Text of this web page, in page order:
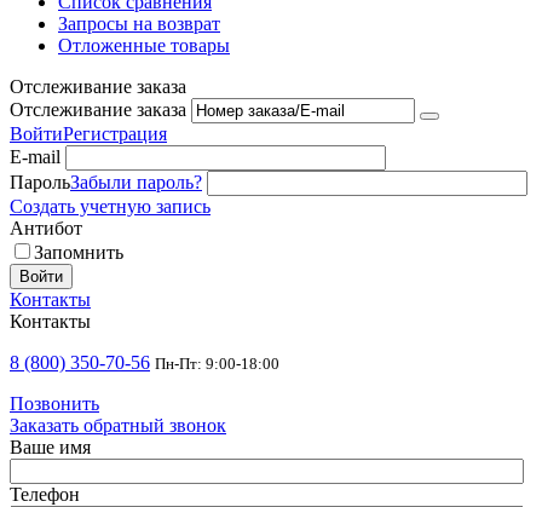
Запросы на возврат
Отложенные товары
Отслеживание заказа
Отслеживание заказа
ВойтиРегистрация
E-mail
ПарольЗабыли пароль?
Создать учетную запись
Антибот
Запомнить
Войти
Контакты
Контакты
8 (800) 350-70-56 Пн-Пт: 9:00-18:00
Позвонить
Заказать обратный звонок
Ваше имя
Телефон